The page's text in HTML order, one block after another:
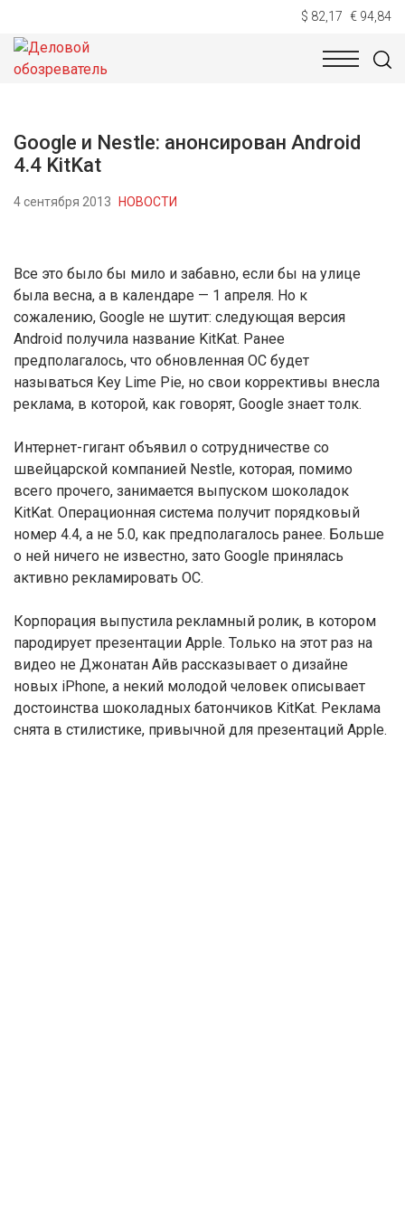
$ 82,17 € 94,84
НОВОСТИ
Google и Nestle: анонсирован Android
4.4 KitKat
4 сентября 2013 НОВОСТИ
Все это было бы мило и забавно, если бы на улице
была весна, а в календаре — 1 апреля. Но к
сожалению, Google не шутит: следующая версия
Android получила название KitKat. Ранее
предполагалось, что обновленная ОС будет
называться Key Lime Pie, но свои коррективы внесла
реклама, в которой, как говорят, Google знает толк.
Интернет-гигант объявил о сотрудничестве со
швейцарской компанией Nestle, которая, помимо
всего прочего, занимается выпуском шоколадок
KitKat. Операционная система получит порядковый
номер 4.4, а не 5.0, как предполагалось ранее. Больше
о ней ничего не известно, зато Google принялась
активно рекламировать ОС.
Корпорация выпустила рекламный ролик, в котором
пародирует презентации Apple. Только на этот раз на
видео не Джонатан Айв рассказывает о дизайне
новых iPhone, а некий молодой человек описывает
достоинства шоколадных батончиков KitKat. Реклама
снята в стилистике, привычной для презентаций Apple.